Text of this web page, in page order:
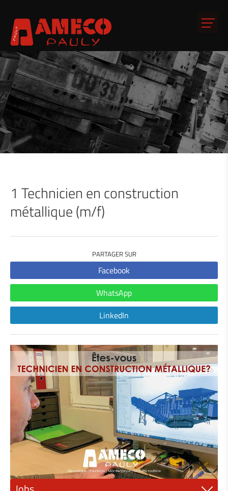
1 Technicien en construction
métallique (m/f)
PARTAGER SUR
Facebook
WhatsApp
LinkedIn